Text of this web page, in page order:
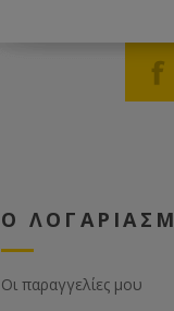
Ο
Οι παραγγελίες μου